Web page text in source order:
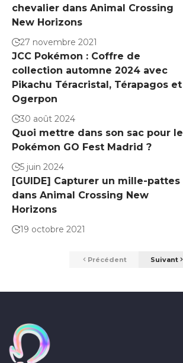
chevalier dans Animal Crossing
New Horizons
27 novembre 2021
JCC Pokémon : Coffre de
collection automne 2024 avec
Pikachu Téracristal, Térapagos et
Ogerpon
30 août 2024
Quoi mettre dans son sac pour le
Pokémon GO Fest Madrid ?
5 juin 2024
[GUIDE] Capturer un mille-pattes
dans Animal Crossing New
Horizons
19 octobre 2021
Précédent Suivant